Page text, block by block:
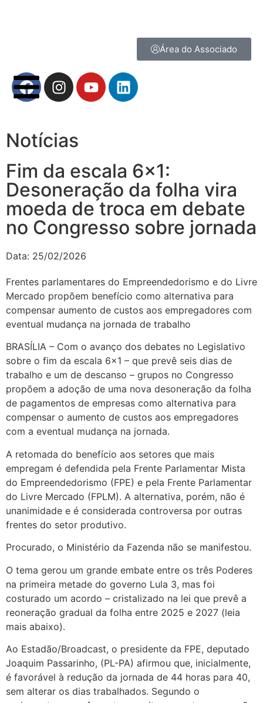
Área do Associado
Notícias
Fim da escala 6×1:
Desoneração da folha vira
moeda de troca em debate
no Congresso sobre jornada
Data: 25/02/2026
Frentes parlamentares do Empreendedorismo e do Livre
Mercado propõem benefício como alternativa para
compensar aumento de custos aos empregadores com
eventual mudança na jornada de trabalho
BRASÍLIA – Com o avanço dos debates no Legislativo
sobre o fim da escala 6×1 – que prevê seis dias de
trabalho e um de descanso – grupos no Congresso
propõem a adoção de uma nova desoneração da folha
de pagamentos de empresas como alternativa para
compensar o aumento de custos aos empregadores
com a eventual mudança na jornada.
A retomada do benefício aos setores que mais
empregam é defendida pela Frente Parlamentar Mista
do Empreendedorismo (FPE) e pela Frente Parlamentar
do Livre Mercado (FPLM). A alternativa, porém, não é
unanimidade e é considerada controversa por outras
frentes do setor produtivo.
Procurado, o Ministério da Fazenda não se manifestou.
O tema gerou um grande embate entre os três Poderes
na primeira metade do governo Lula 3, mas foi
costurado um acordo – cristalizado na lei que prevê a
reoneração gradual da folha entre 2025 e 2027 (leia
mais abaixo).
Ao Estadão/Broadcast, o presidente da FPE, deputado
Joaquim Passarinho, (PL-PA) afirmou que, inicialmente,
é favorável à redução da jornada de 44 horas para 40,
sem alterar os dias trabalhados. Segundo o